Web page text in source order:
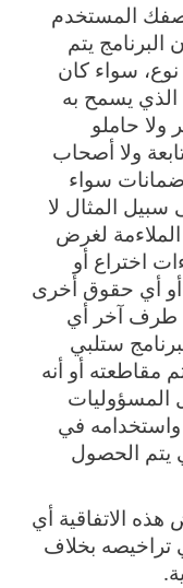
المستخدم
البرنامج يتم
سواء كان
الذي يسمح به
ولا حاملو
ولا أصحاب
سواء
المثال لا
لغرض
اختراع أو
أي حقوق أخرى
طرف آخر أي
ستلبي
مقاطعته أو أنه
المسؤوليات
واستخدامه في
يتم الحصول
هذه الاتفاقية أي
تراخيصه بخلاف